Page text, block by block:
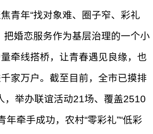
青年“找对象难、圈子窄、彩礼
把婚恋服务作为基层治理的一个小
牵线搭桥，让青春遇见良缘，也
家万户。截至目前，全市已摸排
，举办联谊活动21场、覆盖2510
年牵手成功，农村“零彩礼”“低彩